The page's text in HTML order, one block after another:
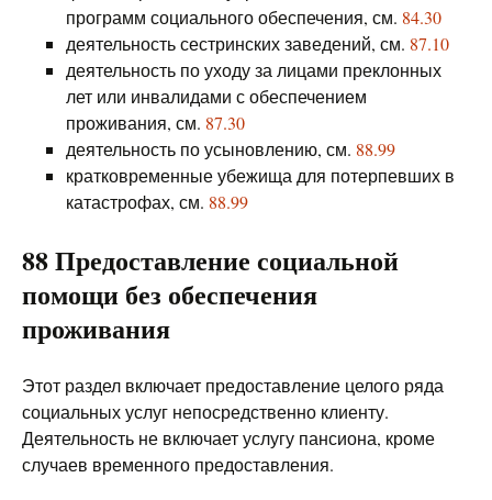
программ социального обеспечения, см. 84.30
деятельность сестринских заведений, см. 87.10
деятельность по уходу за лицами преклонных
лет или инвалидами с обеспечением
проживания, см. 87.30
деятельность по усыновлению, см. 88.99
кратковременные убежища для потерпевших в
катастрофах, см. 88.99
88 Предоставление социальной
помощи без обеспечения
проживания
Этот раздел включает предоставление целого ряда
социальных услуг непосредственно клиенту.
Деятельность не включает услугу пансиона, кроме
случаев временного предоставления.